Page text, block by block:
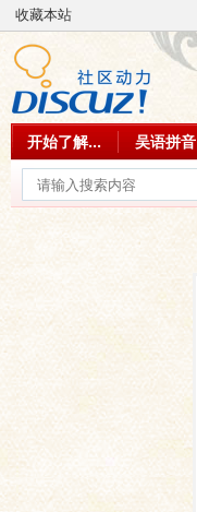
收藏本站
开始了解... 吴语拼音